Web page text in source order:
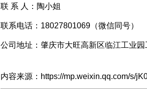
联 系 人：陶小姐
联系电话：18027801069（微信同号）
公司地址：肇庆市大旺高新区临江工业
内容来源：https://mp.weixin.qq.com/s/